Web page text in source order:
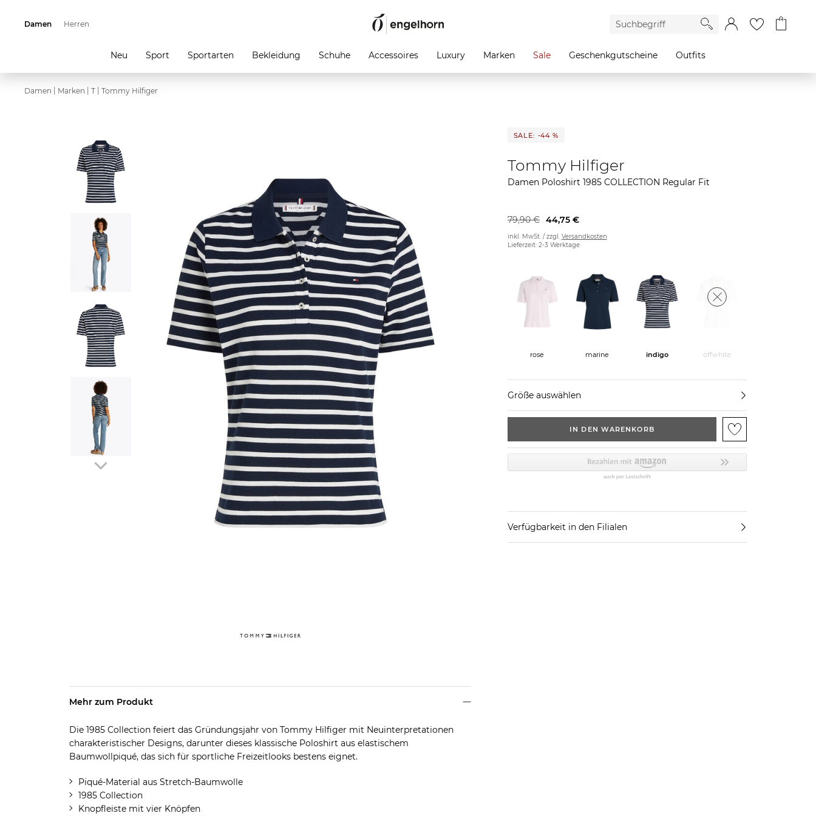
Damen
Neu Sport Sportarten Bekleidung Schuhe Accessoires Luxury Marken Sale Geschenkgutscheine Outfits
Herren
Damen Marken T Tommy Hilfiger
SALE: -44 %
Tommy Hilfiger
Damen Poloshirt 1985 COLLECTION Regular Fit
44,75 €
79,90 €
inkl. MwSt. / zzgl. Versandkosten
Lieferzeit: 2-3 Werktage
rose marine indigo offwhite
Größe auswählen
IN DEN WARENKORB
Verfügbarkeit in den Filialen
Mehr zum Produkt
Die 1985 Collection feiert das Gründungsjahr von Tommy Hilfiger mit Neuinterpretationen
charakteristischer Designs, darunter dieses klassische Poloshirt aus elastischem
Baumwollpiqué, das sich für sportliche Freizeitlooks bestens eignet.
Piqué-Material aus Stretch-Baumwolle
1985 Collection
Knopfleiste mit vier Knöpfen